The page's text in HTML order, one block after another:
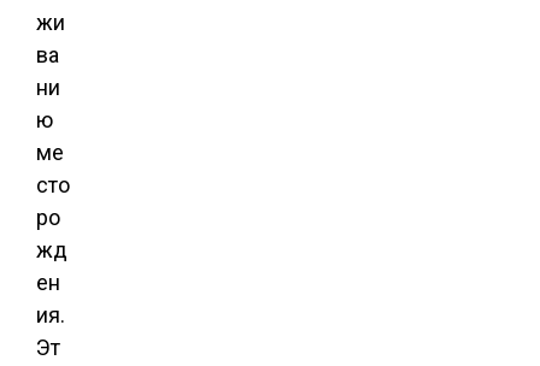
жи
ва
ни
ю
ме
сто
ро
жд
ен
ия.
Эт